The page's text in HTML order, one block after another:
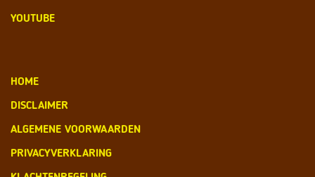
YOUTUBE
HOME
DISCLAIMER
ALGEMENE VOORWAARDEN
PRIVACYVERKLARING